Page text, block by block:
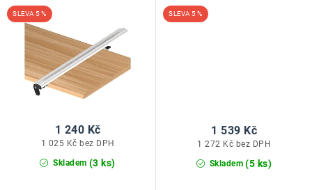
5 %
Skladem (3 ks)
1 025 Kč bez DPH
1 240 Kč
5 %
Skladem (5 ks)
1 272 Kč bez DPH
1 539 Kč